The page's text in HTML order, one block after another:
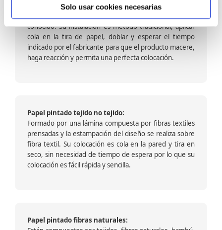
Solo usar cookies necesarias
Formado por una capa de papel sobre un soporte de
conocido. Su instalación es método tradicional, aplicar
cola en la tira de papel, doblar y esperar el tiempo
indicado por el fabricante para que el producto macere,
haga reacción y permita una perfecta colocación.
Papel pintado tejido no tejido:
Formado por una lámina compuesta por fibras textiles
prensadas y la estampación del diseño se realiza sobre
fibra textil. Su colocación es cola en la pared y tira en
seco, sin necesidad de tiempo de espera por lo que su
colocación es fácil rápida y sencilla.
Papel pintado fibras naturales: